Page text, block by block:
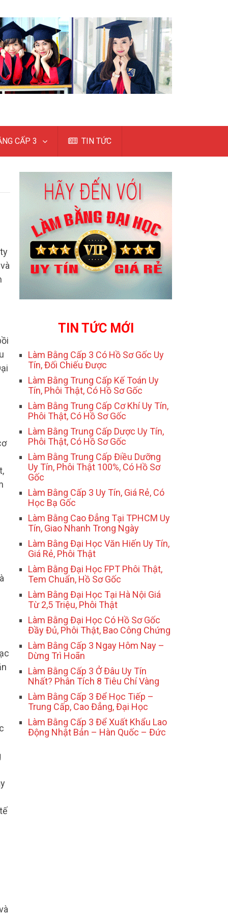
CẤP 3 TIN TỨC
TIN TỨC MỚI
Làm Bằng Cấp 3 Có Hồ Sơ Gốc Uy
Tín, Đối Chiếu Được
Làm Bằng Trung Cấp Kế Toán Uy
Tín, Phôi Thật, Có Hồ Sơ Gốc
Làm Bằng Trung Cấp Cơ Khí Uy Tín,
Phôi Thật, Có Hồ Sơ Gốc
Làm Bằng Trung Cấp Dược Uy Tín,
Phôi Thật, Có Hồ Sơ Gốc
Làm Bằng Trung Cấp Điều Dưỡng
Uy Tín, Phôi Thật 100%, Có Hồ Sơ
Gốc
Làm Bằng Cấp 3 Uy Tín, Giá Rẻ, Có
Học Bạ Gốc
Làm Bằng Cao Đẳng Tại TPHCM Uy
Tín, Giao Nhanh Trong Ngày
Làm Bằng Đại Học Văn Hiến Uy Tín,
Giá Rẻ, Phôi Thật
Làm Bằng Đại Học FPT Phôi Thật,
Tem Chuẩn, Hồ Sơ Gốc
Làm Bằng Đại Học Tại Hà Nội Giá
Từ 2,5 Triệu, Phôi Thật
Làm Bằng Đại Học Có Hồ Sơ Gốc
Đầy Đủ, Phôi Thật, Bao Công Chứng
Làm Bằng Cấp 3 Ngay Hôm Nay –
Dừng Trì Hoãn
Làm Bằng Cấp 3 Ở Đâu Uy Tín
Nhất? Phân Tích 8 Tiêu Chí Vàng
Làm Bằng Cấp 3 Để Học Tiếp –
Trung Cấp, Cao Đẳng, Đại Học
Làm Bằng Cấp 3 Để Xuất Khẩu Lao
Động Nhật Bản – Hàn Quốc – Đức